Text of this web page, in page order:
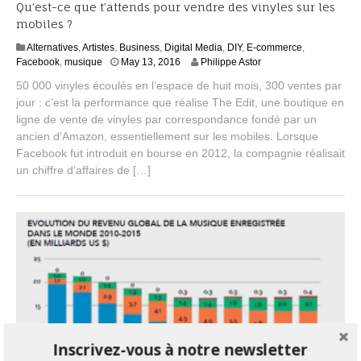
Qu’est-ce que t’attends pour vendre des vinyles sur les
mobiles ?
Alternatives,Artistes, Business, Digital Media, DIY, E-commerce,
Facebook, musique May 13, 2016
l
y
2
0
Philippe Astor
50 000 vinyles écoulés en l’espace de huit mois, 300 ventes par
jour : c’est la performance que réalise The Edit, une boutique en
ligne de vente de vinyles par correspondance fondé par un
ancien d’Amazon, essentiellement sur les mobiles. Lorsque
Facebook fut introduit en bourse en 2012, la compagnie réalisait
un chiffre d’affaires de […]
Inscrivez-vous à notre newsletter